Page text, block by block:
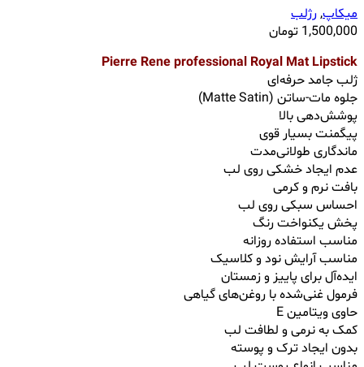
میکاپ,رژلب
1,500,000 تومان
Pierre Rene professional Royal Mat Lipstick
ژلب جامد حرفه‌ای
جلوه مات-ساتن (Matte Satin)
پوشش‌دهی بالا
پیگمنت بسیار قوی
ماندگاری طولانی‌مدت
عدم ایجاد خشکی روی لب
بافت نرم و کرمی
احساس سبکی روی لب
پخش یکنواخت رنگ
مناسب استفاده روزانه
مناسب آرایش نود و کلاسیک
ایده‌آل برای پاییز و زمستان
فرمول غنی‌شده با روغن‌های گیاهی
حاوی ویتامین E
کمک به نرمی و لطافت لب
بدون ایجاد ترک و پوسته